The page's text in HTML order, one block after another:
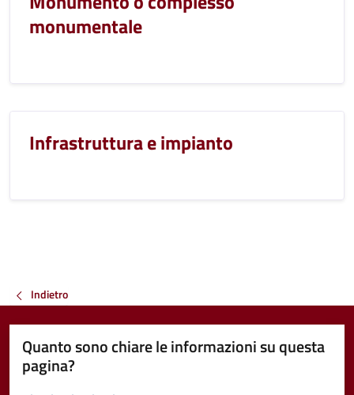
monumentale
Infrastruttura e impianto
Indietro
Quanto sono chiare le informazioni su questa
pagina?